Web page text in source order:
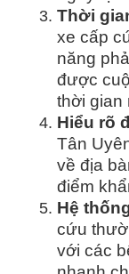
Thời
xe cấp
năng
được
thời gian
Hiểu rõ
Tân
về địa
điểm
Hệ
cứu
với các